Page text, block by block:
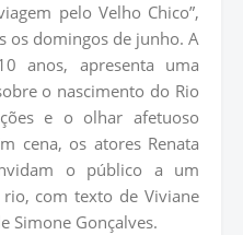
pelo Velho Chico”,
os domingos de junho. A
anos, apresenta uma
o nascimento do Rio
e o olhar afetuoso
cena, os atores Renata
o público a um
com texto de Viviane
Simone Gonçalves.